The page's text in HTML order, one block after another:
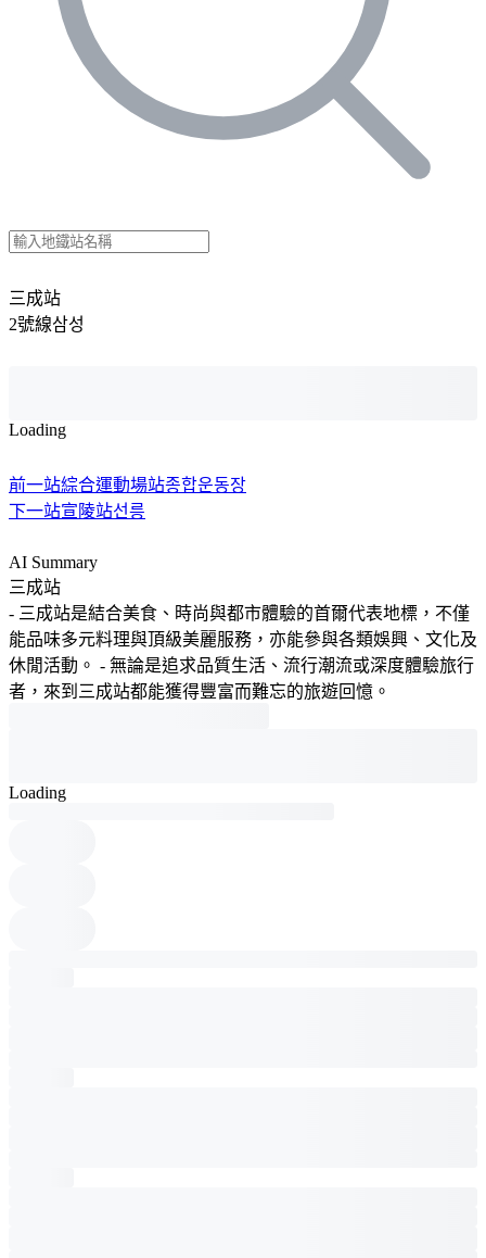
三成站
2號線삼성
Loading
前一站綜合運動場站종합운동장
下一站宣陵站선릉
AI Summary
三成站
- 三成站是結合美食、時尚與都市體驗的首爾代表地標，不僅
能品味多元料理與頂級美麗服務，亦能參與各類娛興、文化及
休閒活動。 - 無論是追求品質生活、流行潮流或深度體驗旅行
者，來到三成站都能獲得豐富而難忘的旅遊回憶。
Loading